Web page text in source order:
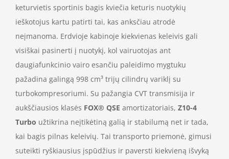
keturvietis sportinis bagis kviečia keturis nuotykių
ieškotojus kartu patirti tai, kas anksčiau atrodė
neįmanoma. Erdvioje kabinoje kiekvienas keleivis gali
visiškai pasinerti į nuotykį, kol vairuotojas ant
daugiafunkcinio vairo esančiu paleidimo mygtuku
pažadina galingą 998 cm³ trijų cilindrų variklį su
turbokompresoriumi. Su pažangia CVT transmisija ir
aukščiausios klasės FOX® QSE amortizatoriais, Z10-4
Turbo užtikrina neįtikėtiną galią ir stabilumą net ir tada,
kai bagis pilnas keleivių. Tai transporto priemonė, gimusi
suteikti ryškiausius įspūdžius ir paversti kiekvieną išvyką